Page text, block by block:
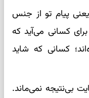
پیام تو از جنس
کسانی می‌آید که
کسانی که شاید
بی‌نتیجه نمی‌ماند.